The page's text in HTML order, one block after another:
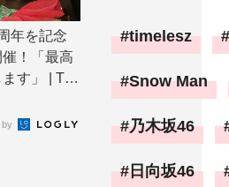
年を記念
！「最高
す」 | TV
by
timelesz
Snow Man
乃木坂46
日向坂46